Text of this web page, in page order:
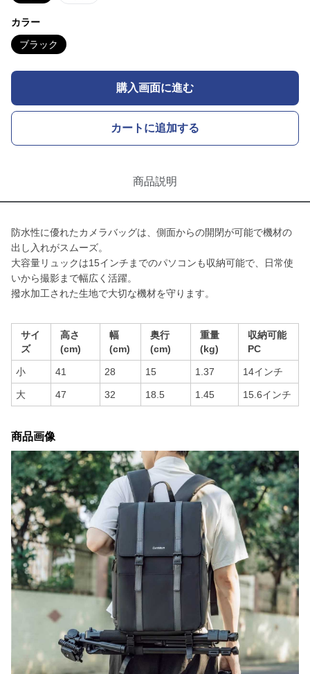
カラー
ブラック
購入画面に進む
カートに追加する
商品説明
防水性に優れたカメラバッグは、側面からの開閉が可能で機材の
出し入れがスムーズ。
大容量リュックは15インチまでのパソコンも収納可能で、日常使
いから撮影まで幅広く活躍。
撥水加工された生地で大切な機材を守ります。
サイ
ズ
高さ
(cm)
幅
(cm)
奥行
(cm)
重量
(kg)
収納可能
PC
小 41 28 15 1.37 14インチ
大 47 32 18.5 1.45 15.6インチ
商品画像